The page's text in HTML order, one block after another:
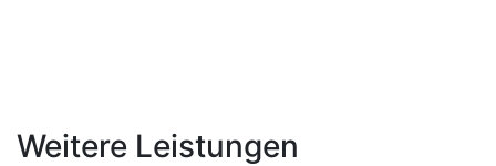
Weitere Leistungen